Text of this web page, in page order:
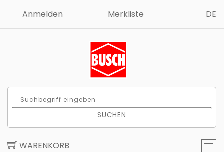
Anmelden Merkliste DE
SUCHEN
WARENKORB